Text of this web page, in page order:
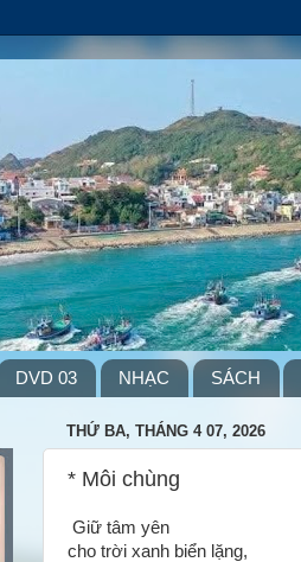
DVD 03 NHẠC SÁCH
THỨ BA, THÁNG 4 07, 2026
* Môi chùng
Giữ tâm yên
cho trời xanh biển lặng,